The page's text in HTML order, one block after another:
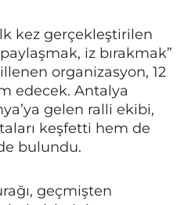
kez gerçekleştirilen
iz bırakmak”
organizasyon, 12
edecek. Antalya
gelen ralli ekibi,
keşfetti hem de
bulundu.
geçmişten